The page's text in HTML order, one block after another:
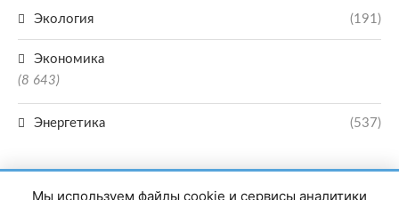
Экология (191)
Экономика
(8 643)
Энергетика (537)
Мы используем файлы cookie и сервисы аналитики